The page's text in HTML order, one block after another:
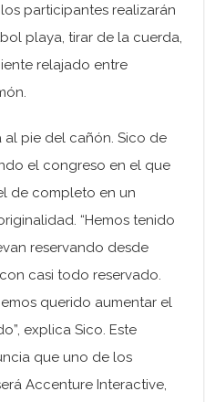
participantes realizarán
playa, tirar de la cuerda,
relajado entre
al pie del cañón. Sico de
el congreso en el que
de completo en un
“Hemos tenido
reservando desde
casi todo reservado.
querido aumentar el
explica Sico. Este
que uno de los
Accenture Interactive,